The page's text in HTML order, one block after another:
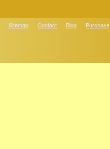
Sitemap Contact Blog Purchase